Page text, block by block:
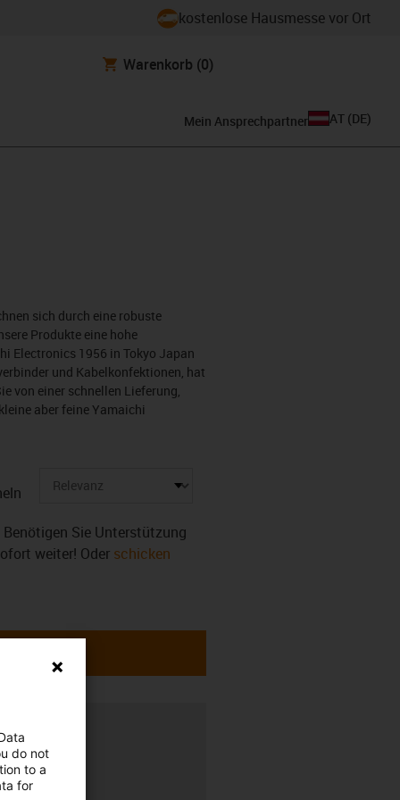
kostenlose Hausmesse vor Ort
Warenkorb (0)
Mein Ansprechpartner AT (DE)
sich durch eine robuste
Produkte eine hohe
Electronics 1956 in Tokyo Japan
und Kabelkonfektionen, hat
von einer schnellen Lieferung,
aber feine Yamaichi
Sie Unterstützung
weiter! Oder schicken
do not
to a
for